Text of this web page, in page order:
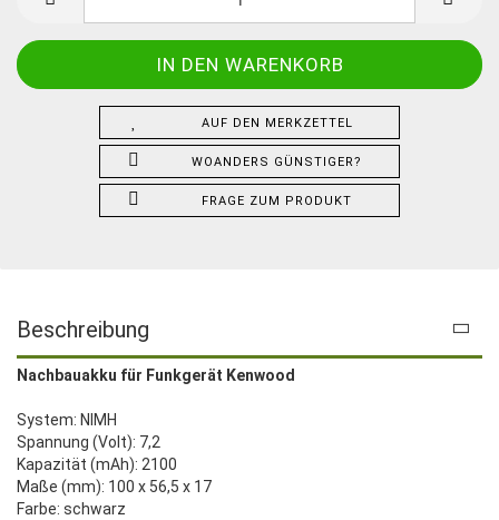
AUF DEN MERKZETTEL
WOANDERS GÜNSTIGER?
FRAGE ZUM PRODUKT
Beschreibung
Nachbauakku für Funkgerät Kenwood
System: NIMH
Spannung (Volt): 7,2
Kapazität (mAh): 2100
Maße (mm): 100 x 56,5 x 17
Farbe: schwarz